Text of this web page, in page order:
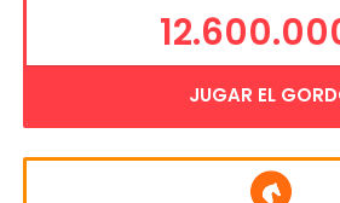
JUGAR EL